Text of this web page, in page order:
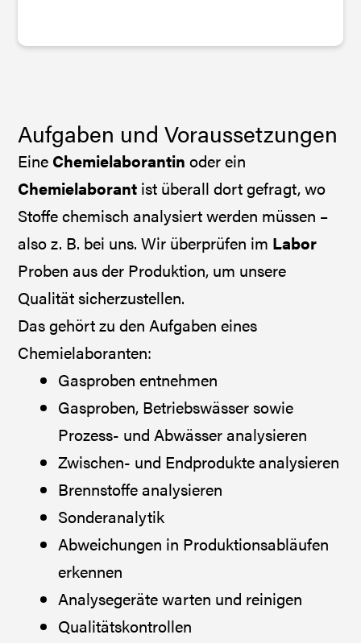
Aufgaben und Voraussetzungen
Eine Chemielaborantinoder ein
Chemielaborant ist überall dort gefragt, wo
Stoffe chemisch analysiert werden müssen –
also z. B. bei uns. Wir überprüfen im Labor
Proben aus der Produktion, um unsere
Qualität sicherzustellen.
Das gehört zu den Aufgaben eines
Chemielaboranten:
Gasproben entnehmen
Gasproben, Betriebswässer sowie
Prozess- und Abwässer analysieren
Zwischen- und Endprodukte analysieren
Brennstoffe analysieren
Sonderanalytik
Abweichungen in Produktionsabläufen
erkennen
Analysegeräte warten und reinigen
Qualitätskontrollen